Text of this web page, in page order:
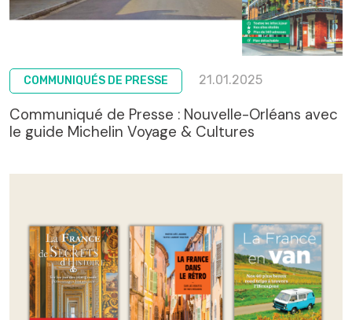
COMMUNIQUÉS DE PRESSE 21.01.2025
Communiqué de Presse : Nouvelle-Orléans avec
le guide Michelin Voyage & Cultures